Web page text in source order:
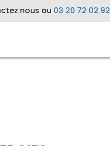
nous au 03 20 72 02 92